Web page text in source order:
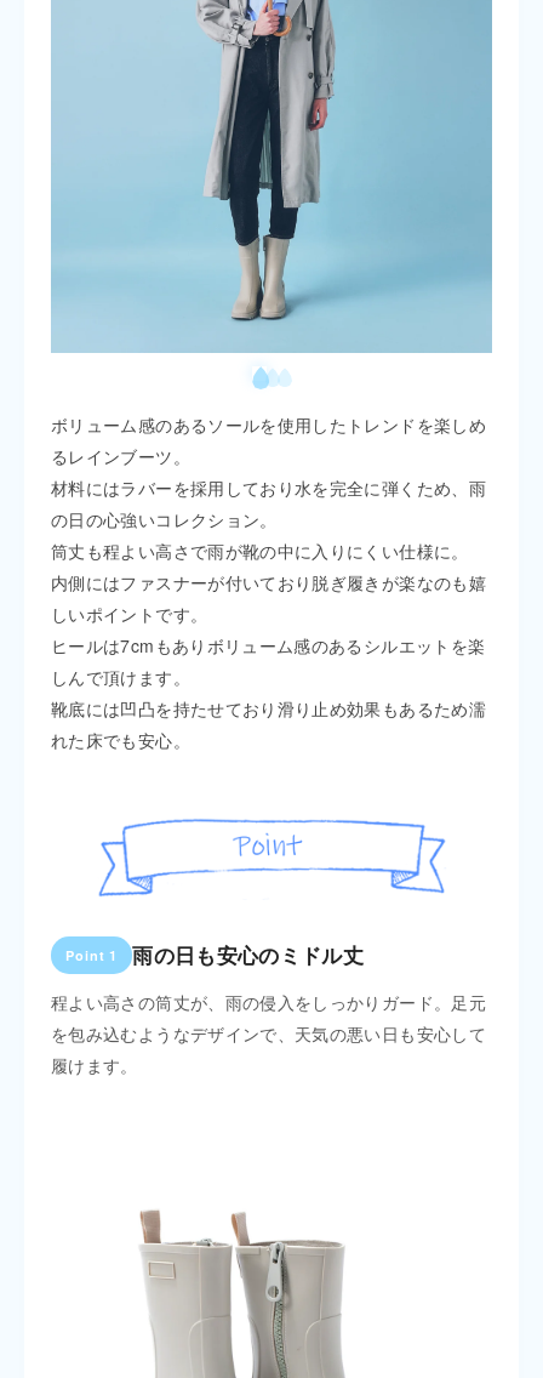
ボリューム感のあるソールを使用したトレンドを楽しめ
るレインブーツ。
材料にはラバーを採用しており水を完全に弾くため、雨
の日の心強いコレクション。
筒丈も程よい高さで雨が靴の中に入りにくい仕様に。
内側にはファスナーが付いており脱ぎ履きが楽なのも嬉
しいポイントです。
ヒールは7cmもありボリューム感のあるシルエットを楽
しんで頂けます。
靴底には凹凸を持たせており滑り止め効果もあるため濡
れた床でも安心。
Point 1 雨の日も安心のミドル丈
程よい高さの筒丈が、雨の侵入をしっかりガード。足元
を包み込むようなデザインで、天気の悪い日も安心して
履けます。